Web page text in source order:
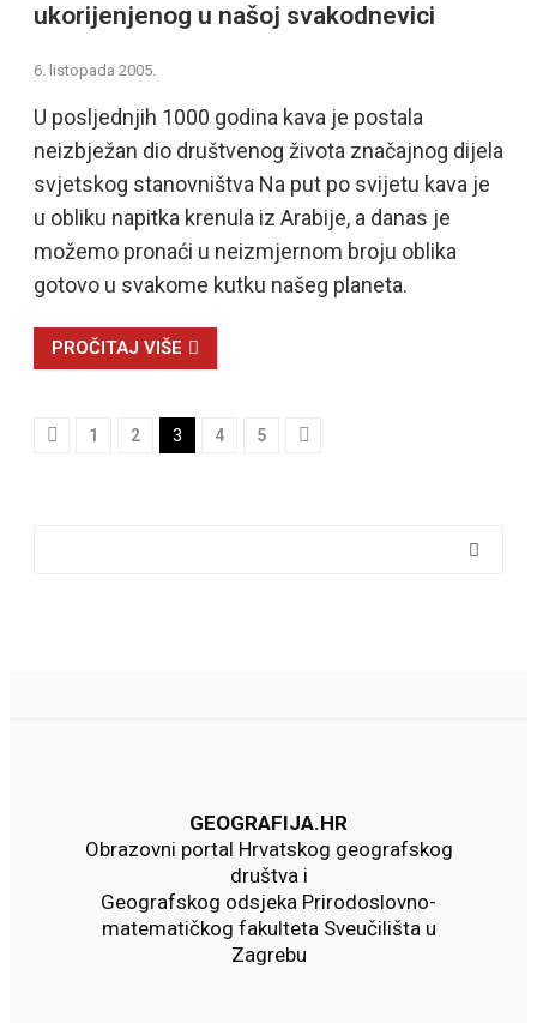
ukorijenjenog u našoj svakodnevici
6. listopada 2005.
U posljednjih 1000 godina kava je postala
neizbježan dio društvenog života značajnog dijela
svjetskog stanovništva Na put po svijetu kava je
u obliku napitka krenula iz Arabije, a danas je
možemo pronaći u neizmjernom broju oblika
gotovo u svakome kutku našeg planeta.
PROČITAJ VIŠE
1 2 3 4 5
GEOGRAFIJA.HR
Obrazovni portal Hrvatskog geografskog
društva i
Geografskog odsjeka Prirodoslovno-
matematičkog fakulteta Sveučilišta u
Zagrebu